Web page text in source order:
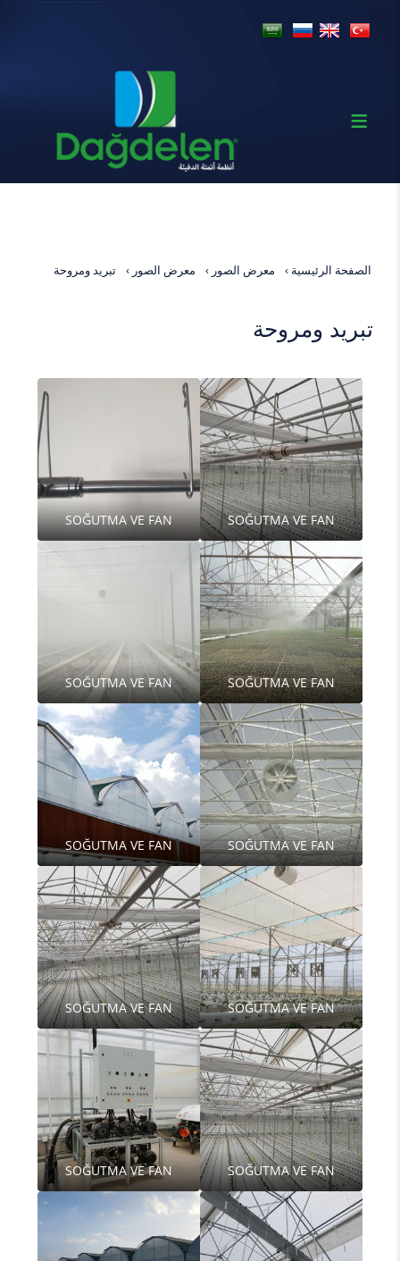
الصفحة الرئيسية معرض الصور معرض الصور تبريد ومروحة
تبريد ومروحة
SOĞUTMA VE FAN
SOĞUTMA VE FAN
SOĞUTMA VE FAN
SOĞUTMA VE FAN
SOĞUTMA VE FAN
SOĞUTMA VE FAN
SOĞUTMA VE FAN
SOĞUTMA VE FAN
SOĞUTMA VE FAN
SOĞUTMA VE FAN